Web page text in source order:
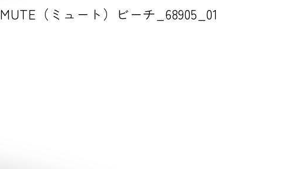
MUTE（ミュート）ビーチ_68905_01